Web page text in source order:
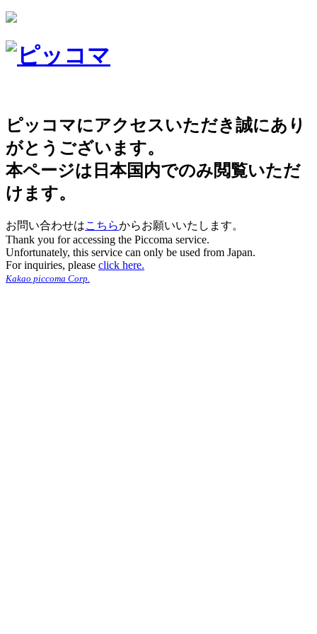
ピッコマにアクセスいただき誠にあり
がとうございます。
本ページは日本国内でのみ閲覧いただ
けます。
お問い合わせはこちらからお願いいたします。
Thank you for accessing the Piccoma service.
Unfortunately, this service can only be used from Japan.
For inquiries, please click here.
Kakao piccoma Corp.